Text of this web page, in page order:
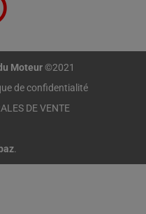
Moteur©2021
de confidentialité
DE VENTE
.